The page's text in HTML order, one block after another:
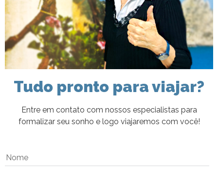
Tudo pronto para viajar?
Entre em contato com nossos especialistas para
formalizar seu sonho e logo viajaremos com você!
Nome